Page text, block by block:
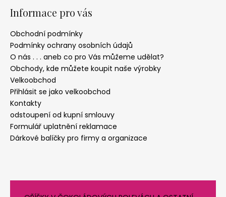
Informace pro vás
Obchodní podmínky
Podmínky ochrany osobních údajů
O nás . . . aneb co pro Vás můžeme udělat?
Obchody, kde můžete koupit naše výrobky
Velkoobchod
Přihlásit se jako velkoobchod
Kontakty
odstoupení od kupní smlouvy
Formulář uplatnění reklamace
Dárkové balíčky pro firmy a organizace